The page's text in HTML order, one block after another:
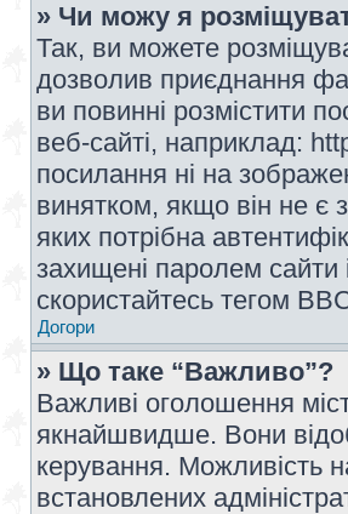
» Чи можу я
Так, ви можете
дозволив приєднання
ви повинні розмістити
веб-сайті, наприклад:
посилання ні на
винятком, якщо він не є
яких потрібна
захищені паролем сайти
скористайтесь тегом
Догори
» Що таке “Важливо”?
Важливі оголошення
якнайшвидше. Вони
керування. Можливість
встановлених